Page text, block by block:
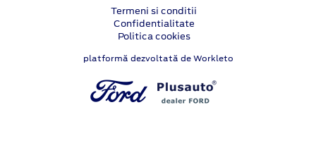
Termeni si conditii
Confidentialitate
Politica cookies
platformă dezvoltată de Workleto